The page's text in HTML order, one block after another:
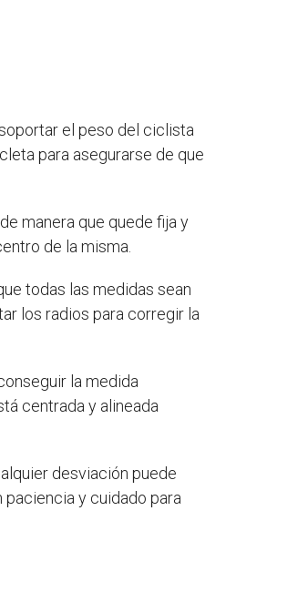
el peso del ciclista
para asegurarse de que
manera que quede fija y
de la misma.
todas las medidas sean
los radios para corregir la
la medida
centrada y alineada
desviación puede
y cuidado para